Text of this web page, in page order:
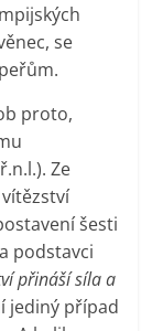
se
proto,
Ze
šesti
podstavci
přináší síla a
jediný případ